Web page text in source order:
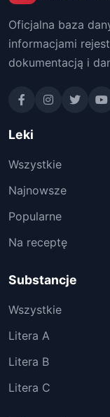
Oficjalna baza
informacjami
dokumentacją i
Leki
Wszystkie
Najnowsze
Popularne
Na receptę
Substancje
Wszystkie
Litera A
Litera B
Litera C